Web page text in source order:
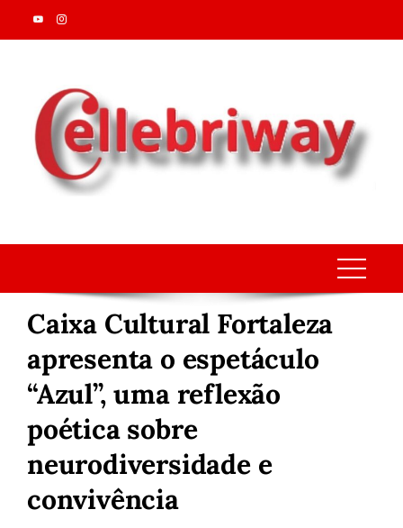
Skip
to
Caixa Cultural Fortaleza
apresenta o espetáculo
“Azul”, uma reflexão
poética sobre
neurodiversidade e
convivência